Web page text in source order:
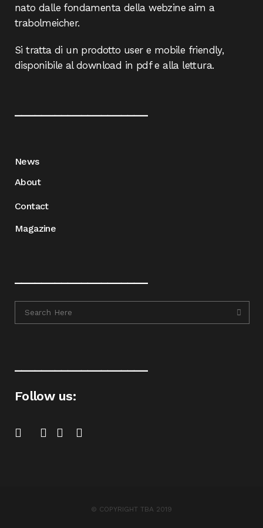
nato dalle fondamenta della webzine aim a
trabolmeicher.
Si tratta di un prodotto user e mobile friendly,
disponibile al download in pdf e alla lettura.
News
About
Contact
Magazine
Follow us:
© COPYRIGHT TBA 2019